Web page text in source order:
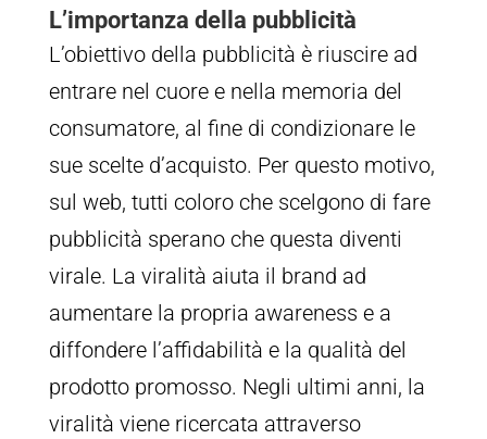
L’importanza della pubblicità
L’obiettivo della pubblicità è riuscire ad
entrare nel cuore e nella memoria del
consumatore, al fine di condizionare le
sue scelte d’acquisto. Per questo motivo,
sul web, tutti coloro che scelgono di fare
pubblicità sperano che questa diventi
virale. La viralità aiuta il brand ad
aumentare la propria awareness e a
diffondere l’affidabilità e la qualità del
prodotto promosso. Negli ultimi anni, la
viralità viene ricercata attraverso